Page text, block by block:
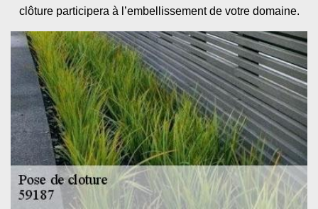
clôture participera à l’embellissement de votre domaine.